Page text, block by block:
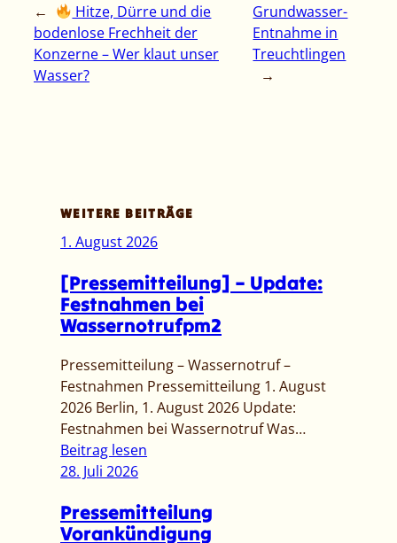
←
Hitze, Dürre und die
bodenlose Frechheit der
Konzerne – Wer klaut unser
Wasser?
Grundwasser-
Entnahme in
Treuchtlingen
→
WEITERE BEITRÄGE
1. August 2026
[Pressemitteilung] – Update:
Festnahmen bei
Wassernotrufpm2
Pressemitteilung – Wassernotruf –
Festnahmen Pressemitteilung 1. August
2026 Berlin, 1. August 2026 Update:
Festnahmen bei Wassernotruf Was…
Beitrag lesen
r
e
28. Juli 2026
Pressemitteilung
Vorankündigung